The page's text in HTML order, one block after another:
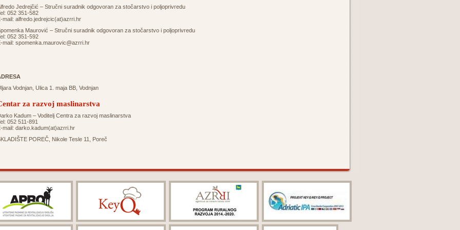
Jedrejčić – Stručni suradnik odgovoran za stočarstvo i poljoprivredu
052 351-582
mail: alfredo.jedrejcic(at)azrri.hr
Maurović – Stručni suradnik odgovoran za stočarstvo i poljoprivredu
052 351-592
mail: spomenka.maurovic@azrri.hr
Vodnjan, Ulica 1. maja BB, Vodnjan
za razvoj maslinarstva
Kadum – Voditelj Centra za razvoj maslinarstva
052 511-891
mail: darko.kadum(at)azrri.hr
POREČ, Nikole Tesle 11, Poreč